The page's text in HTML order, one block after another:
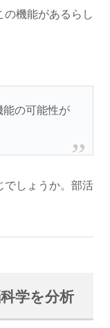
の機能があるらし
能の可能性が
でしょうか。部活
学を分析